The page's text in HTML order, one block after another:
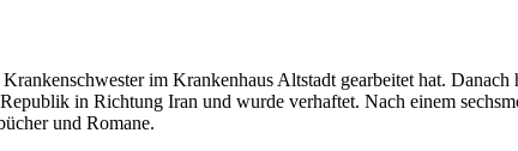
im Krankenhaus Altstadt gearbeitet hat.
in Richtung Iran und wurde verhaftet. Nach einem
und Romane.